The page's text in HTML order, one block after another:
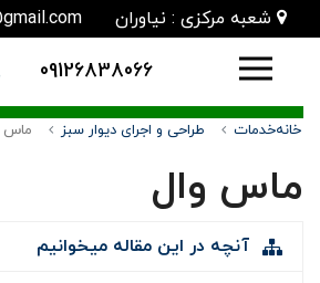
شعبه مرکزی : نیاوران
09126838066
خانهخدمات طراحی و اجرای دیوار سبز ماس
ماس وال
آنچه در این مقاله میخوانیم